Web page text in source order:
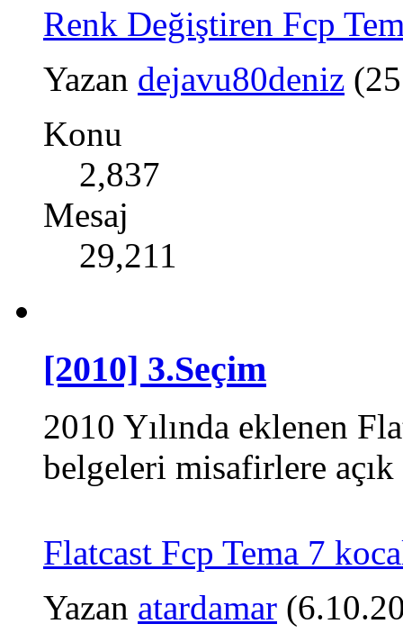
Renk Değiştiren Fcp
Yazan dejavu80deniz
Konu
2,837
Mesaj
29,211
[2010] 3.Seçim
2010 Yılında eklenen
belgeleri misafirlere açık
Flatcast Fcp Tema 7
Yazan atardamar